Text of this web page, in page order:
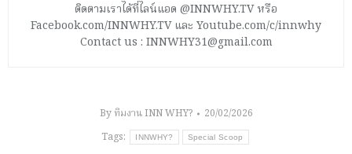
ติดตามเราได้ที่ไลน์แอด @INNWHY.TV หรือ
Facebook.com/INNWHY.TV และ Youtube.com/c/innwhy
Contact us : INNWHY31@gmail.com
Byทีมงาน INN WHY?
20/02/2026
Tags:
INNWHY? Special Scoop